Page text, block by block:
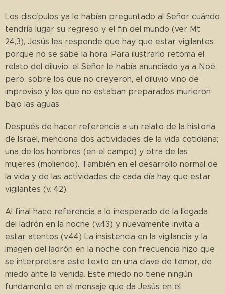
Los discípulos ya le habían preguntado al Señor cuándo
tendría lugar su regreso y el fin del mundo (ver Mt
24,3), Jesús les responde que hay que estar vigilantes
porque no se sabe la hora. Para ilustrarlo retoma el
relato del diluvio; el Señor le había anunciado ya a Noé,
pero, sobre los que no creyeron, el diluvio vino de
improviso y los que no estaban preparados murieron
bajo las aguas.
Después de hacer referencia a un relato de la historia
de Israel, menciona dos actividades de la vida cotidiana;
una de los hombres (en el campo) y otra de las
mujeres (moliendo). También en el desarrollo normal de
la vida y de las actividades de cada día hay que estar
vigilantes (v. 42).
Al final hace referencia a lo inesperado de la llegada
del ladrón en la noche (v.43) y nuevamente invita a
estar atentos (v.44) La insistencia en la vigilancia y la
imagen del ladrón en la noche con frecuencia hizo que
se interpretara este texto en una clave de temor, de
miedo ante la venida. Este miedo no tiene ningún
fundamento en el mensaje que da Jesús en el